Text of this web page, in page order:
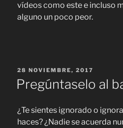
vídeos como este e incluso
alguno un poco peor.
PUBLICADO
EL
28 NOVIEMBRE, 2017
Pregúntaselo al
¿Te sientes ignorado o
haces? ¿Nadie se acuerda